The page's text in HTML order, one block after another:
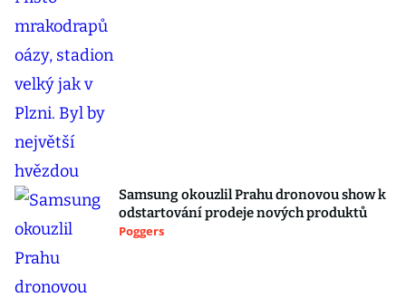
Samsung okouzlil Prahu dronovou show k
odstartování prodeje nových produktů
Poggers